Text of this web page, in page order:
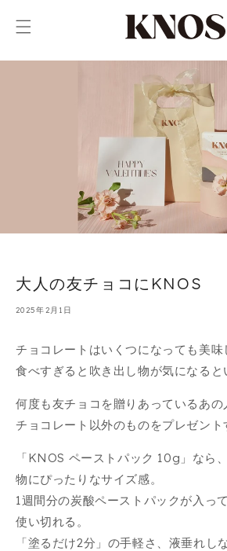
ンツに
進む
大人の友チョコにKNOS
2025年2月1日
チョコレートはいくつになっても美味
食べすぎると吹き出し物が気になると
何度も友チョコを贈りあっているあの
チョコレート以外のものをプレゼント
「KNOS ペーストパック 10g」なら
物にぴったりなサイズ感。
1週間分の炭酸ペーストパックが入っ
使い切れる。
「塗るだけ2分」の手軽さ、液垂れし